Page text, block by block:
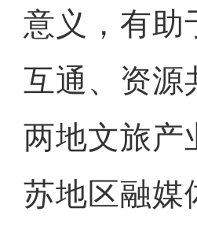
意义，有助
互通、资源
两地文旅产
苏地区融媒